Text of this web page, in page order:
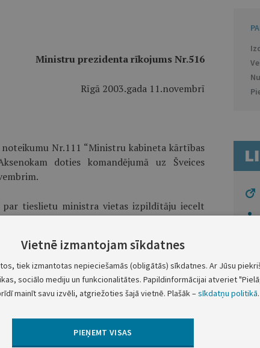
Ministru prezidenta rīkojums Nr.516
Rīgā 2003.gada 11.novembrī
Nr.111 “Ministru kabineta kārtības
doties komandējumā uz Šveices
tieslietu ministra vietas izpildītāju iecelt
Ministru prezidentsE.Repše
Vietnē izmantojam sīkdatnes
tiek izmantotas nepieciešamās (obligātās) sīkdatnes. Ar Jūsu
sociālo mediju un funkcionalitātes. Papildinformācijai atveriet
mainīt savu izvēli, atgriežoties šajā vietnē. Plašāk –sīkdatņu politikā.
PIEŅEMT VISAS